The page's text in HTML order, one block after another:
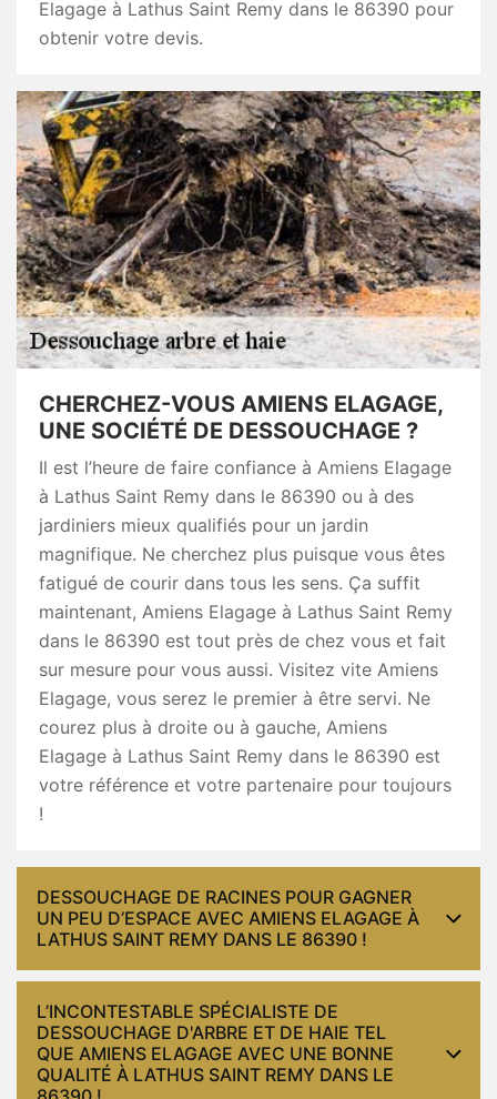
Elagage à Lathus Saint Remy dans le 86390 pour
obtenir votre devis.
CHERCHEZ-VOUS AMIENS ELAGAGE,
UNE SOCIÉTÉ DE DESSOUCHAGE ?
Il est l’heure de faire confiance à Amiens Elagage
à Lathus Saint Remy dans le 86390 ou à des
jardiniers mieux qualifiés pour un jardin
magnifique. Ne cherchez plus puisque vous êtes
fatigué de courir dans tous les sens. Ça suffit
maintenant, Amiens Elagage à Lathus Saint Remy
dans le 86390 est tout près de chez vous et fait
sur mesure pour vous aussi. Visitez vite Amiens
Elagage, vous serez le premier à être servi. Ne
courez plus à droite ou à gauche, Amiens
Elagage à Lathus Saint Remy dans le 86390 est
votre référence et votre partenaire pour toujours
!
DESSOUCHAGE DE RACINES POUR GAGNER
UN PEU D’ESPACE AVEC AMIENS ELAGAGE À
LATHUS SAINT REMY DANS LE 86390 !
L’INCONTESTABLE SPÉCIALISTE DE
DESSOUCHAGE D'ARBRE ET DE HAIE TEL
QUE AMIENS ELAGAGE AVEC UNE BONNE
QUALITÉ À LATHUS SAINT REMY DANS LE